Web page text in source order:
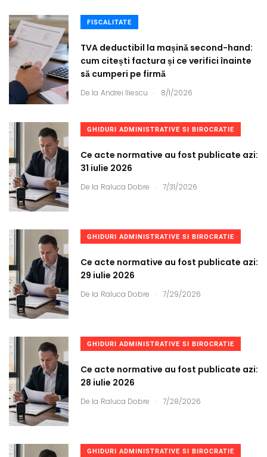
FISCALITATE
TVA deductibil la mașină second-hand:
cum citești factura și ce verifici înainte
să cumperi pe firmă
De la Andrei Iliescu . 8/1/2026
GHIDURI ADMINISTRATIVE SI BIROCRATIE
Ce acte normative au fost publicate azi:
31 iulie 2026
De la Raluca Dobre . 7/31/2026
GHIDURI ADMINISTRATIVE SI BIROCRATIE
Ce acte normative au fost publicate azi:
29 iulie 2026
De la Raluca Dobre . 7/29/2026
GHIDURI ADMINISTRATIVE SI BIROCRATIE
Ce acte normative au fost publicate azi:
28 iulie 2026
De la Raluca Dobre . 7/28/2026
GHIDURI ADMINISTRATIVE SI BIROCRATIE